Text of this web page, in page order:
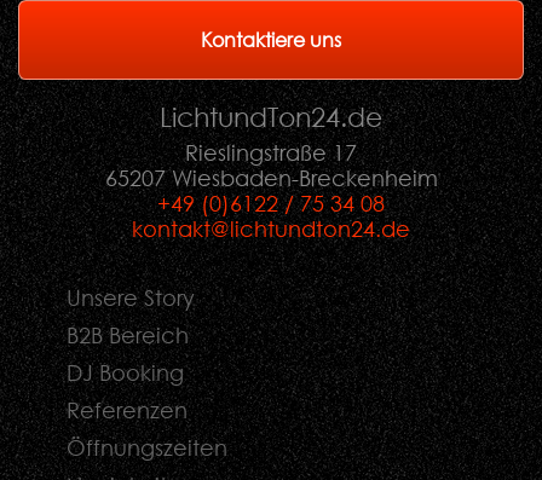
Kontaktiere uns
LichtundTon24.de
Rieslingstraße 17
65207 Wiesbaden-Breckenheim
+49 (0)6122 / 75 34 08
kontakt@lichtundton24.de
Unsere Story
B2B Bereich
DJ Booking
Referenzen
Öffnungszeiten